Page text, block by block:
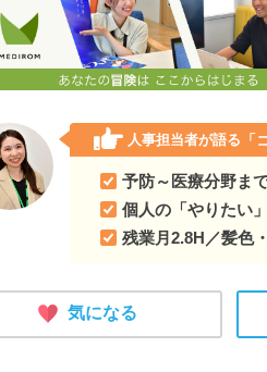
人事担当者が語る 「
予防～医療分野ま
個人の「やりたい
残業月2.8H／髪色
気になる